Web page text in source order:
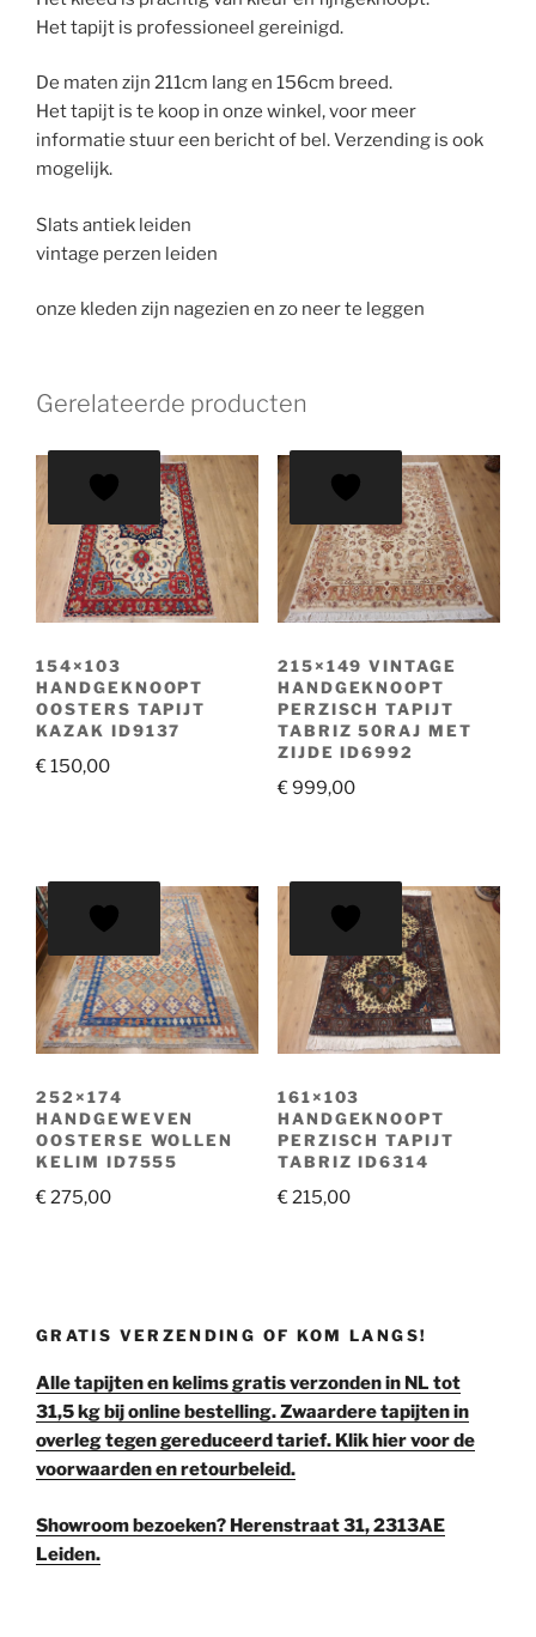
Het tapijt is professioneel gereinigd.
De maten zijn 211cm lang en 156cm breed.
Het tapijt is te koop in onze winkel, voor meer
informatie stuur een bericht of bel. Verzending is ook
mogelijk.
Slats antiek leiden
vintage perzen leiden
onze kleden zijn nagezien en zo neer te leggen
Gerelateerde producten
154×103
HANDGEKNOOPT
OOSTERS TAPIJT
KAZAK ID9137
€150,00
215×149 VINTAGE
HANDGEKNOOPT
PERZISCH TAPIJT
TABRIZ 50RAJ MET
ZIJDE ID6992
€999,00
252×174
HANDGEWEVEN
OOSTERSE WOLLEN
KELIM ID7555
€275,00
161×103
HANDGEKNOOPT
PERZISCH TAPIJT
TABRIZ ID6314
€215,00
GRATIS VERZENDING OF KOM LANGS!
Alle tapijten en kelims gratis verzonden in NL tot
31,5 kg bij online bestelling. Zwaardere tapijten in
overleg tegen gereduceerd tarief. Klik hier voor de
voorwaarden en retourbeleid.
Showroom bezoeken? Herenstraat 31, 2313AE
Leiden.